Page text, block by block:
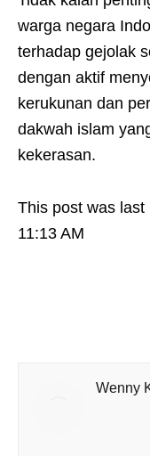
warga negara
terhadap gejolak
dengan aktif
kerukunan dan
dakwah islam
kekerasan.
This post was
11:13 AM
Wenny